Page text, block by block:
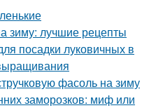
зиму: лучшие рецепты
посадки луковичных в
фасоль на зиму
заморозков: миф или